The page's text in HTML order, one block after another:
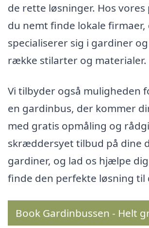
de rette løsninger. Hos
du nemt finde lokale firmaer,
specialiserer sig i gardiner
række stilarter og materialer.
Vi tilbyder også muligheden
en gardinbus, der kommer
med gratis opmåling og
skræddersyet tilbud på dine
gardiner, og lad os hjælpe
finde den perfekte løsning til
Book Gardinbussen - Helt